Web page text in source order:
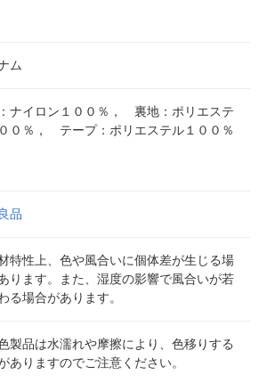
ム
ナイロン１００％， 裏地：ポリエステ
０％， テープ：ポリエステル１００％
品
特性上、色や風合いに個体差が生じる場
ります。また、湿度の影響で風合いが若
る場合があります。
製品は水濡れや摩擦により、色移りする
ありますのでご注意ください。